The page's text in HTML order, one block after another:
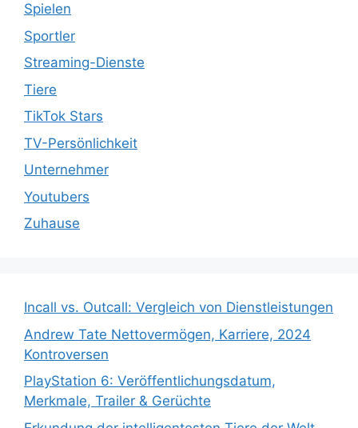
Spielen
Sportler
Streaming-Dienste
Tiere
TikTok Stars
TV-Persönlichkeit
Unternehmer
Youtubers
Zuhause
Incall vs. Outcall: Vergleich von Dienstleistungen
Andrew Tate Nettovermögen, Karriere, 2024
Kontroversen
PlayStation 6: Veröffentlichungsdatum,
Merkmale, Trailer & Gerüchte